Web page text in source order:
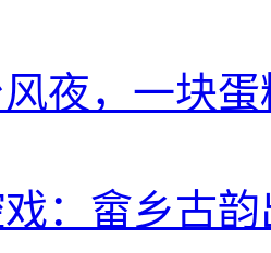
夜，一块
：畲乡古